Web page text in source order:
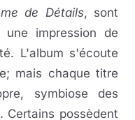
de Détails, sont
une impression de
L'album s'écoute
mais chaque titre
symbiose des
Certains possèdent